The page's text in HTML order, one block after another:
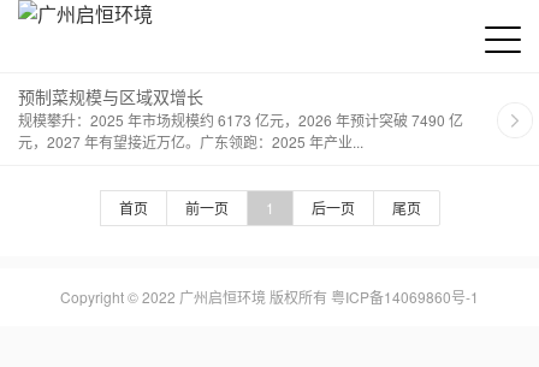
预制菜规模与区域双增长
规模攀升：2025 年市场规模约 6173 亿元，2026 年预计突破 7490 亿
元，2027 年有望接近万亿。广东领跑：2025 年产业...
首页 前一页 1 后一页 尾页
Copyright © 2022 广州启恒环境 版权所有 粤ICP备14069860号-1